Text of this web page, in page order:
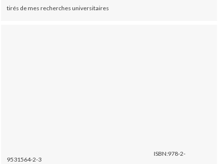
tirés de mes recherches universitaires
ISBN:978-2-
9531564-2-3